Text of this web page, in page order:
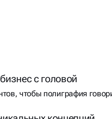
с головой
чтобы полиграфия